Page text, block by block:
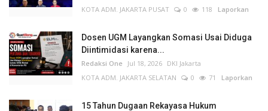
KOTA ADM. JAKARTA PUSAT
0 118 Laporkan
Dosen UGM Layangkan Somasi Usai Diduga
Diintimidasi karena...
Redaksi One Jul 18, 2026 DKI Jakarta
KOTA ADM. JAKARTA SELATAN
0 71 Laporkan
15 Tahun Dugaan Rekayasa Hukum